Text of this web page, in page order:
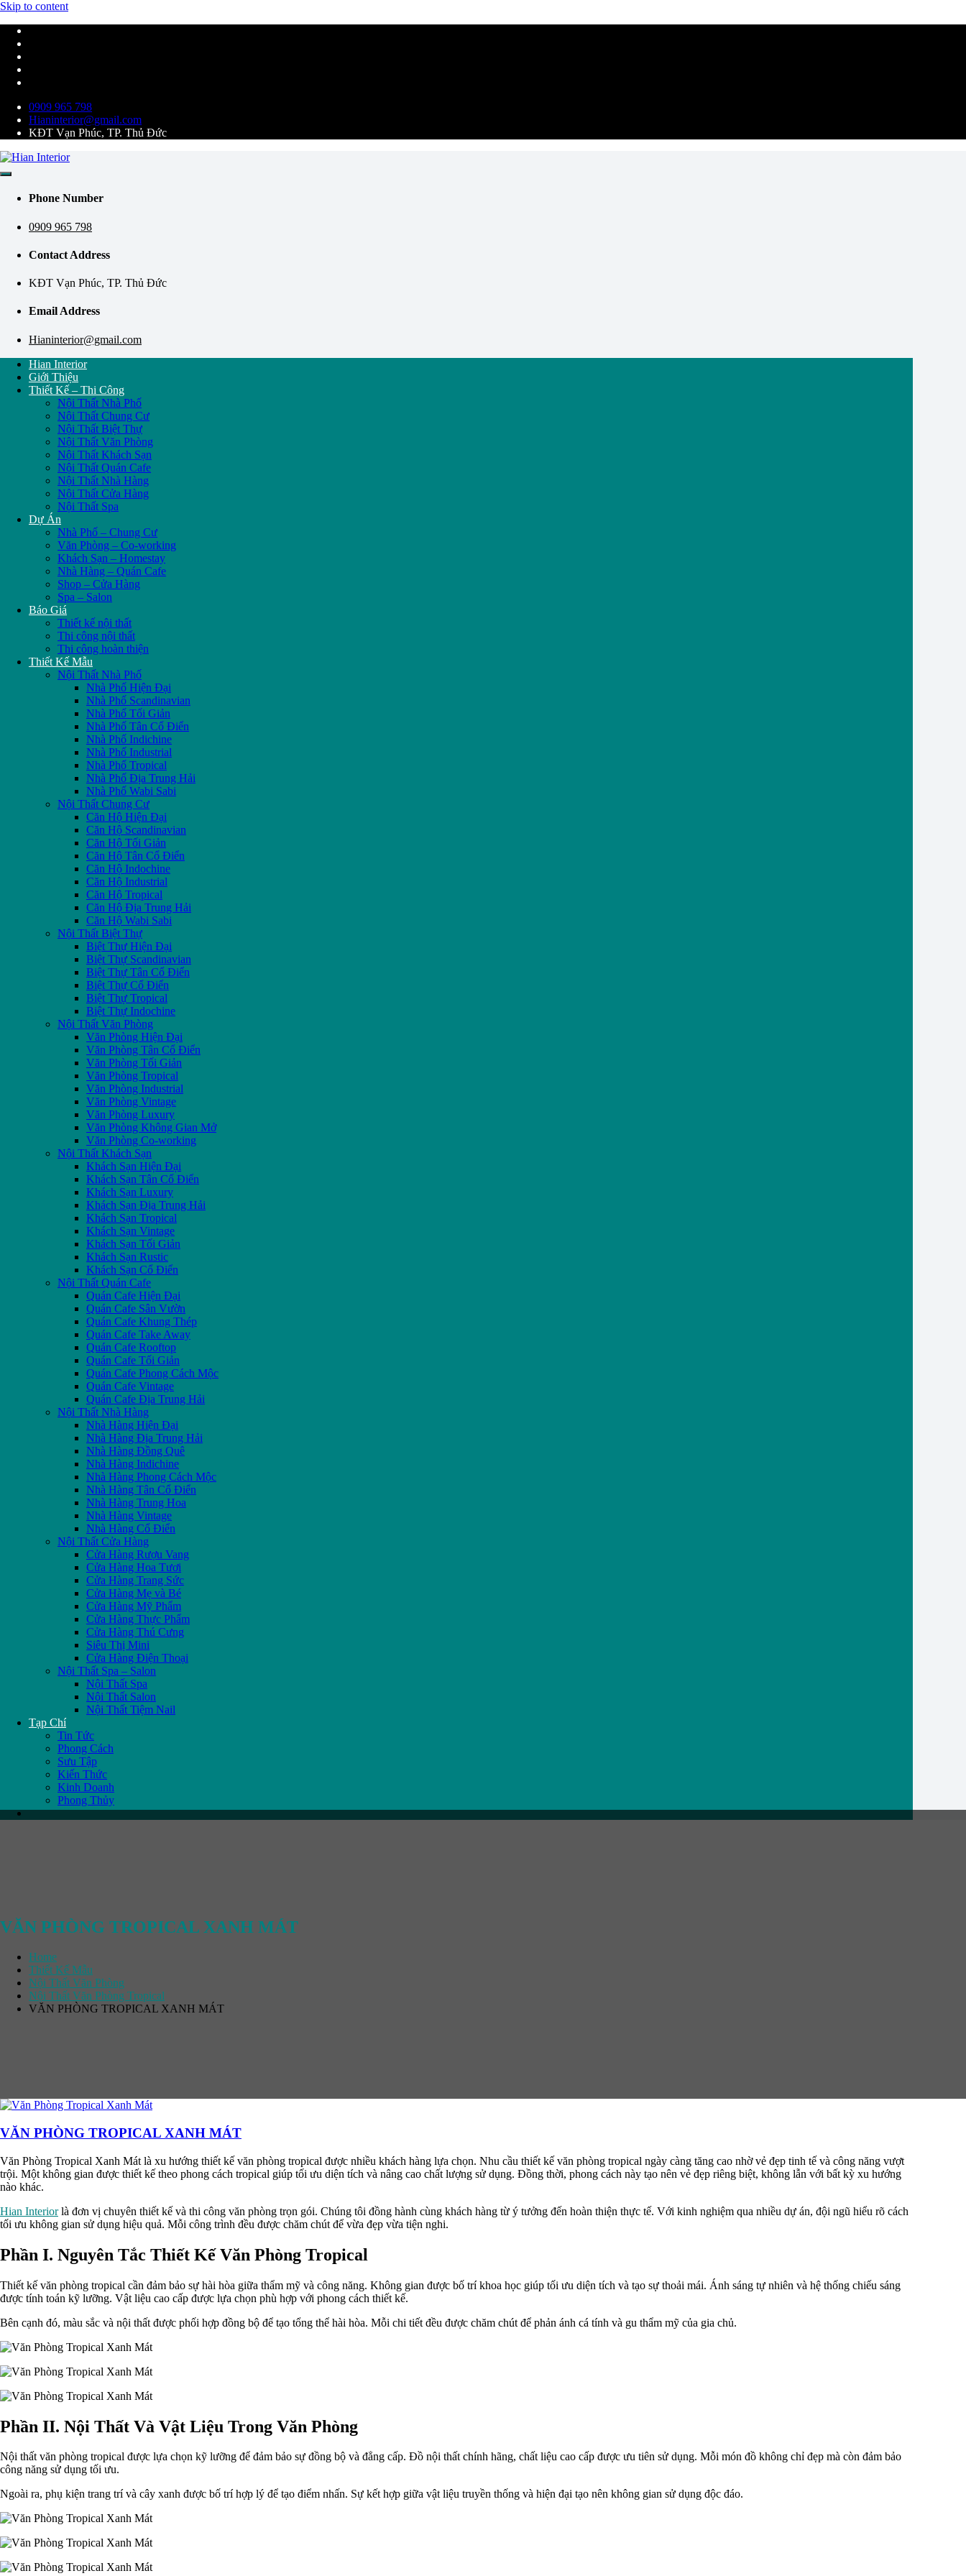
Skip to content
0909 965 798
Hianinterior@gmail.com
KĐT Vạn Phúc, TP. Thủ Đức
Hian Interior
Phone Number
0909 965 798
Contact Address
KĐT Vạn Phúc, TP. Thủ Đức
Email Address
Hianinterior@gmail.com
Hian Interior
Giới Thiệu
Thiết Kế – Thi Công
Nội Thất Nhà Phố
Nội Thất Chung Cư
Nội Thất Biệt Thự
Nội Thất Văn Phòng
Nội Thất Khách Sạn
Nội Thất Quán Cafe
Nội Thất Nhà Hàng
Nội Thất Cửa Hàng
Nội Thất Spa
Dự Án
Nhà Phố – Chung Cư
Văn Phòng – Co-working
Khách Sạn – Homestay
Nhà Hàng – Quán Cafe
Shop – Cửa Hàng
Spa – Salon
Báo Giá
Thiết kế nội thất
Thi công nội thất
Thi công hoàn thiện
Thiết Kế Mẫu
Nội Thất Nhà Phố
Nhà Phố Hiện Đại
Nhà Phố Scandinavian
Nhà Phố Tối Giản
Nhà Phố Tân Cổ Điển
Nhà Phố Indichine
Nhà Phố Industrial
Nhà Phố Tropical
Nhà Phố Địa Trung Hải
Nhà Phố Wabi Sabi
Nội Thất Chung Cư
Căn Hộ Hiện Đại
Căn Hộ Scandinavian
Căn Hộ Tối Giản
Căn Hộ Tân Cổ Điển
Căn Hộ Indochine
Căn Hộ Industrial
Căn Hộ Tropical
Căn Hộ Địa Trung Hải
Căn Hộ Wabi Sabi
Nội Thất Biệt Thự
Biệt Thự Hiện Đại
Biệt Thự Scandinavian
Biệt Thự Tân Cổ Điển
Biệt Thự Cổ Điển
Biệt Thự Tropical
Biệt Thự Indochine
Nội Thất Văn Phòng
Văn Phòng Hiện Đại
Văn Phòng Tân Cổ Điển
Văn Phòng Tối Giản
Văn Phòng Tropical
Văn Phòng Industrial
Văn Phòng Vintage
Văn Phòng Luxury
Văn Phòng Không Gian Mở
Văn Phòng Co-working
Nội Thất Khách Sạn
Khách Sạn Hiện Đại
Khách Sạn Tân Cổ Điển
Khách Sạn Luxury
Khách Sạn Địa Trung Hải
Khách Sạn Tropical
Khách Sạn Vintage
Khách Sạn Tối Giản
Khách Sạn Rustic
Khách Sạn Cổ Điển
Nội Thất Quán Cafe
Quán Cafe Hiện Đại
Quán Cafe Sân Vườn
Quán Cafe Khung Thép
Quán Cafe Take Away
Quán Cafe Rooftop
Quán Cafe Tối Giản
Quán Cafe Phong Cách Mộc
Quán Cafe Vintage
Quán Cafe Địa Trung Hải
Nội Thất Nhà Hàng
Nhà Hàng Hiện Đại
Nhà Hàng Địa Trung Hải
Nhà Hàng Đồng Quê
Nhà Hàng Indichine
Nhà Hàng Phong Cách Mộc
Nhà Hàng Tân Cổ Điển
Nhà Hàng Trung Hoa
Nhà Hàng Vintage
Nhà Hàng Cổ Điển
Nội Thất Cửa Hàng
Cửa Hàng Rượu Vang
Cửa Hàng Hoa Tươi
Cửa Hàng Trang Sức
Cửa Hàng Mẹ và Bé
Cửa Hàng Mỹ Phẩm
Cửa Hàng Thực Phẩm
Cửa Hàng Thú Cưng
Siêu Thị Mini
Cửa Hàng Điện Thoại
Nội Thất Spa – Salon
Nội Thất Spa
Nội Thất Salon
Nội Thất Tiệm Nail
Tạp Chí
Tin Tức
Phong Cách
Sưu Tập
Kiến Thức
Kinh Doanh
Phong Thủy
VĂN PHÒNG TROPICAL XANH MÁT
Home
Thiết Kế Mẫu
Nội Thất Văn Phòng
Nội Thất Văn Phòng Tropical
VĂN PHÒNG TROPICAL XANH MÁT
VĂN PHÒNG TROPICAL XANH MÁT
Văn Phòng Tropical Xanh Mát là xu hướng thiết kế văn phòng tropical được nhiều khách hàng lựa chọn. Nhu cầu thiết kế văn phòng tropical ngày càng tăng cao nhờ vẻ đẹp tinh tế và công năng vượt
trội. Một không gian được thiết kế theo phong cách tropical giúp tối ưu diện tích và nâng cao chất lượng sử dụng. Đồng thời, phong cách này tạo nên vẻ đẹp riêng biệt, không lẫn với bất kỳ xu hướng
nào khác.
Hian Interiorlà đơn vị chuyên thiết kế và thi công văn phòng trọn gói. Chúng tôi đồng hành cùng khách hàng từ ý tưởng đến hoàn thiện thực tế. Với kinh nghiệm qua nhiều dự án, đội ngũ hiểu rõ cách
tối ưu không gian sử dụng hiệu quả. Mỗi công trình đều được chăm chút để vừa đẹp vừa tiện nghi.
Phần I. Nguyên Tắc Thiết Kế Văn Phòng Tropical
Thiết kế văn phòng tropical cần đảm bảo sự hài hòa giữa thẩm mỹ và công năng. Không gian được bố trí khoa học giúp tối ưu diện tích và tạo sự thoải mái. Ánh sáng tự nhiên và hệ thống chiếu sáng
được tính toán kỹ lưỡng. Vật liệu cao cấp được lựa chọn phù hợp với phong cách thiết kế.
Bên cạnh đó, màu sắc và nội thất được phối hợp đồng bộ để tạo tổng thể hài hòa. Mỗi chi tiết đều được chăm chút để phản ánh cá tính và gu thẩm mỹ của gia chủ.
Phần II. Nội Thất Và Vật Liệu Trong Văn Phòng
Nội thất văn phòng tropical được lựa chọn kỹ lưỡng để đảm bảo sự đồng bộ và đẳng cấp. Đồ nội thất chính hãng, chất liệu cao cấp được ưu tiên sử dụng. Mỗi món đồ không chỉ đẹp mà còn đảm bảo
công năng sử dụng tối ưu.
Ngoài ra, phụ kiện trang trí và cây xanh được bố trí hợp lý để tạo điểm nhấn. Sự kết hợp giữa vật liệu truyền thống và hiện đại tạo nên không gian sử dụng độc đáo.